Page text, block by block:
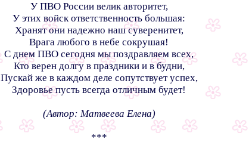
У ПВО России велик авторитет,
У этих войск ответственность большая:
Хранят они надежно наш суверенитет,
Врага любого в небе сокрушая!
С днем ПВО сегодня мы поздравляем всех,
Кто верен долгу в праздники и в будни,
Пускай же в каждом деле сопутствует успех,
Здоровье пусть всегда отличным будет!
(Автор: Матвеева Елена)
***